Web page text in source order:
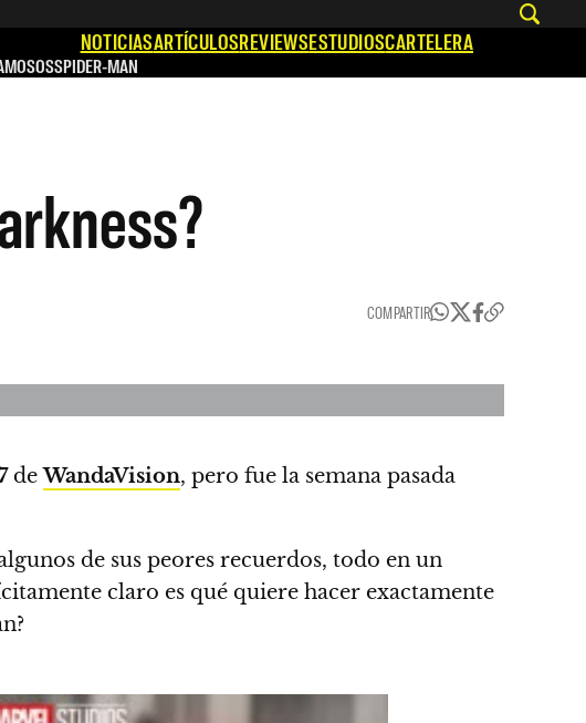
NOTICIASARTÍCULOSREVIEWSESTUDIOSCARTELERA
SPIDER-MAN
COMPARTIR
deWandaVision, pero fue la semana pasada
de sus peores recuerdos, todo en un
claro es qué quiere hacer exactamente